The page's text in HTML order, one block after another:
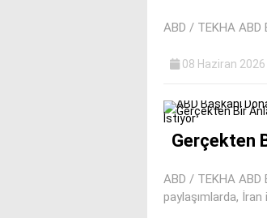
ABD / TEKHA
08 Haziran
Gerçekten
ABD / TEKHA ABD
paylaşımlarda, İran